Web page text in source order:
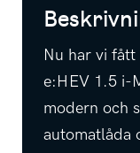
Nu har vi
e:HEV 1.5 i-
modern och
automatlåda